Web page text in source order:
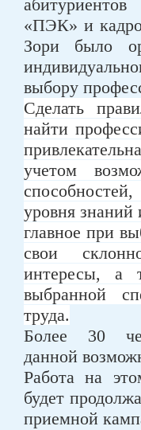
«ПЭК» и
Зори было
выбору
Сделать
найти
учетом
уровня
главное при
свои
интересы, а
выбранной
труда.
Более 30
данной
Работа на
будет
приемной